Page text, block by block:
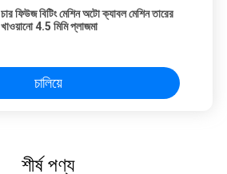
চার ফিউজ বিটিং মেশিন অটো ক্যাবল মেশিন তারের
খাওয়ানো 4.5 মিমি প্লাজমা
চালিয়ে
শীর্ষ পণ্য